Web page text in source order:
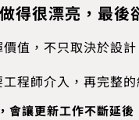
得很漂亮，最後
值，不只取決於設
程師介入，再完整
會讓更新工作不斷延後